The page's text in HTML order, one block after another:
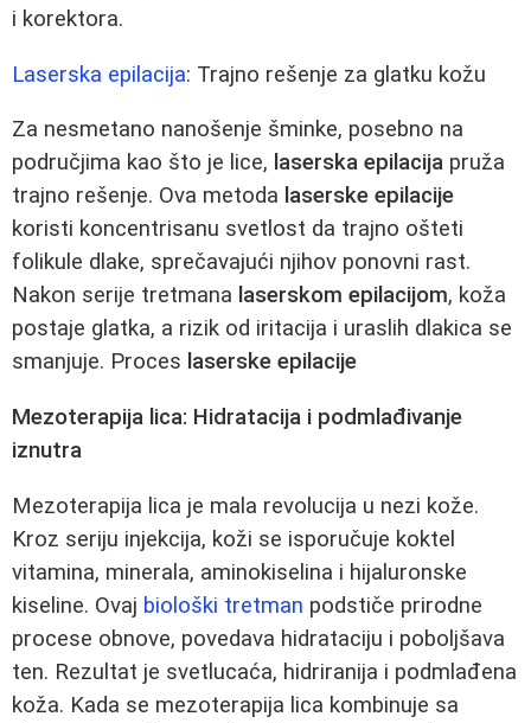
i korektora.
Laserska epilacija: Trajno rešenje za glatku kožu
Za nesmetano nanošenje šminke, posebno na
područjima kao što je lice, laserska epilacija pruža
trajno rešenje. Ova metoda laserske epilacije
koristi koncentrisanu svetlost da trajno ošteti
folikule dlake, sprečavajući njihov ponovni rast.
Nakon serije tretmana laserskom epilacijom, koža
postaje glatka, a rizik od iritacija i uraslih dlakica se
smanjuje. Proces laserske epilacije
Mezoterapija lica: Hidratacija i podmlađivanje
iznutra
Mezoterapija lica je mala revolucija u nezi kože.
Kroz seriju injekcija, koži se isporučuje koktel
vitamina, minerala, aminokiselina i hijaluronske
kiseline. Ovaj biološki tretman podstiče prirodne
procese obnove, povedava hidrataciju i poboljšava
ten. Rezultat je svetlucaća, hidriranija i podmlađena
koža. Kada se mezoterapija lica kombinuje sa